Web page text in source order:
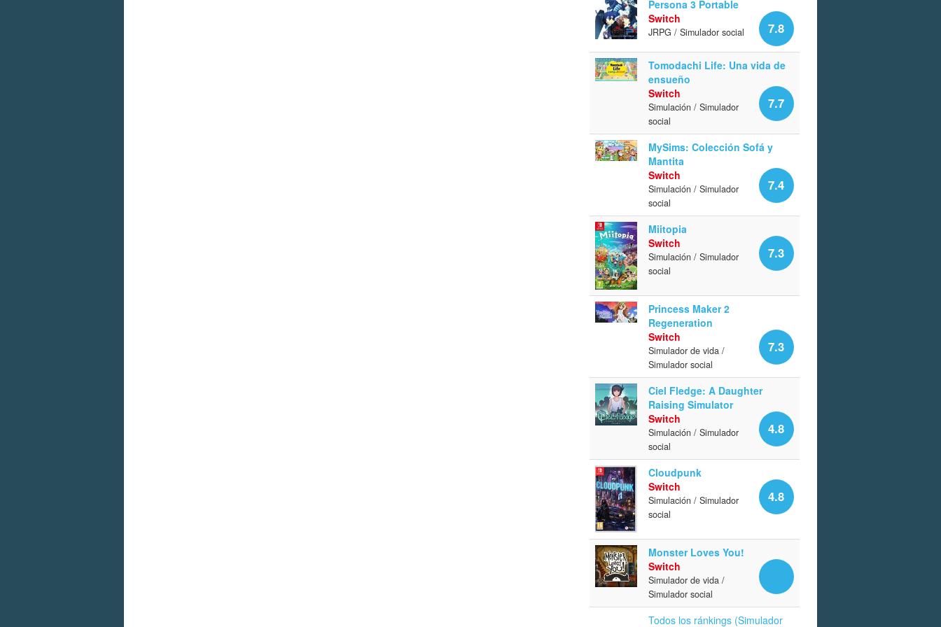
Persona 3 Portable
7.8
Switch
JRPG / Simulador social
Tomodachi Life: Una vida de
ensueño
7.7
Switch
Simulación / Simulador
social
MySims: Colección Sofá y
Mantita
7.4
Switch
Simulación / Simulador
social
Miitopia
7.3
Switch
Simulación / Simulador
social
Princess Maker 2
Regeneration
7.3
Switch
Simulador de vida /
Simulador social
Ciel Fledge: A Daughter
Raising Simulator
4.8
Switch
Simulación / Simulador
social
Cloudpunk
4.8
Switch
Simulación / Simulador
social
Monster Loves You!
Switch
Simulador de vida /
Simulador social
Todos los ránkings (Simulador